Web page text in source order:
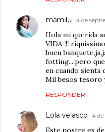
mamilu 4 de
Hola mi querida
VIDA !!!
buen
fotting....pero
en cuando sienta
Mil besos tesoro
RESPONDER
Lola velasco 4 de
Este postre es